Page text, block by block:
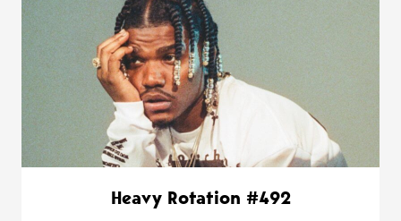
Heavy Rotation #492